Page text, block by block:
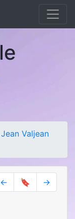
Jean Valjean
← 🔖 →